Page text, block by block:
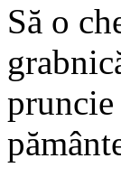
Să o
pruncie